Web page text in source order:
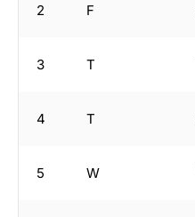
2 F
3 T
4 T
5 W